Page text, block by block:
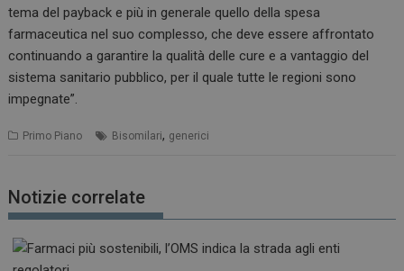
tema del payback e più in generale quello della spesa
farmaceutica nel suo complesso, che deve essere affrontato
continuando a garantire la qualità delle cure e a vantaggio del
sistema sanitario pubblico, per il quale tutte le regioni sono
impegnate”.
Primo Piano Bisomilari, generici
Notizie correlate